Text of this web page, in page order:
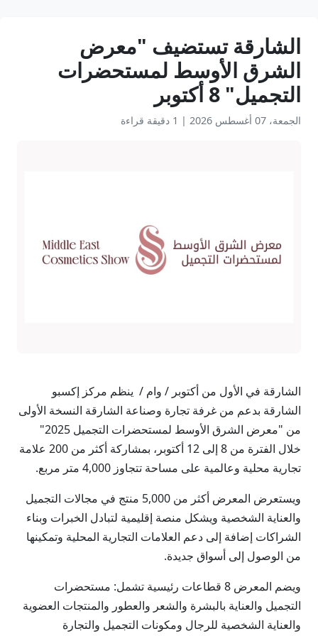
الشارقة تستضيف "معرض
الشرق الأوسط لمستحضرات
التجميل" 8 أكتوبر
الجمعة، 07 أغسطس 2026 | 1 دقيقة قراءة
الشارقة في الأول من أكتوبر / وام / ينظم مركز إكسبو
الشارقة بدعم من غرفة تجارة وصناعة الشارقة النسخة الأولى
من "معرض الشرق الأوسط لمستحضرات التجميل 2025"
خلال الفترة من 8 إلى 12 أكتوبر، بمشاركة أكثر من 200 علامة
تجارية محلية وعالمية على مساحة تتجاوز 4,000 متر مربع.
ويستعرض المعرض أكثر من 5,000 منتج في مجالات التجميل
والعناية الشخصية ويشكل منصة إقليمية لتبادل الخبرات وبناء
الشراكات إضافة إلى دعم العلامات التجارية المحلية وتمكينها
من الوصول إلى أسواق جديدة.
ويضم المعرض 8 قطاعات رئيسية تشمل: مستحضرات
التجميل والعناية بالبشرة والشعر والعطور والمنتجات العضوية
والعناية الشخصية للرجال ومكونات التجميل والتجارة